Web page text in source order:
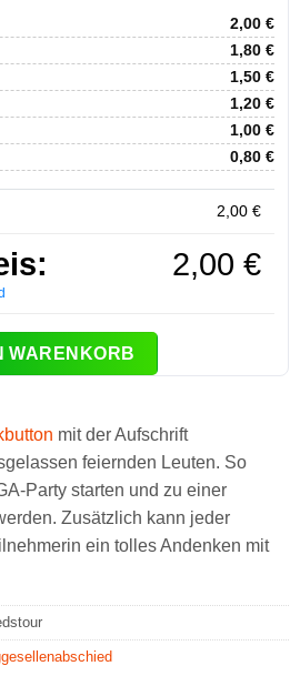
2,00€
1,80€
1,50€
1,20€
1,00€
0,80€
2,00€
2,00 €
Menge
WARENKORB
mit der Aufschrift
feiernden Leuten. So
Party starten und zu einer
Zusätzlich kann jeder
ein tolles Andenken mit